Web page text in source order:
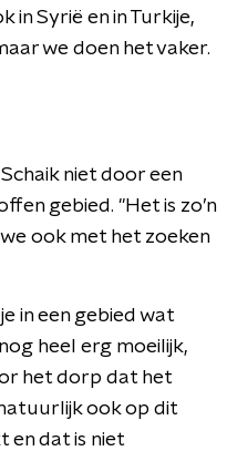
in Syrië en in Turkije,
we doen het vaker.
niet door een
gebied. "Het is zo’n
ook met het zoeken
in een gebied wat
heel erg moeilijk,
het dorp dat het
ook op dit
en dat is niet